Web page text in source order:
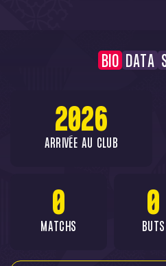
BIO DATA
2026
ARRIVÉE AU CLUB
0
MATCHS
0
BUTS